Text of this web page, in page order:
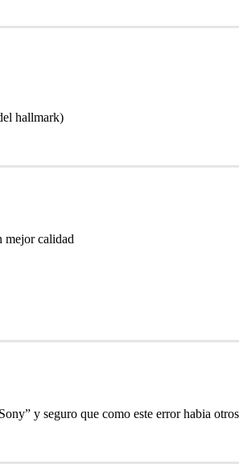
hallmark)
mejor calidad
y seguro que como este error habia otros